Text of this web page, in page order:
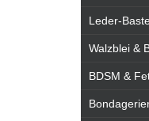
Leder-
Walzblei &
BDSM &